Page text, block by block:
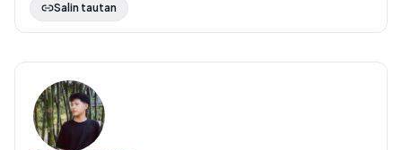
Salin tautan